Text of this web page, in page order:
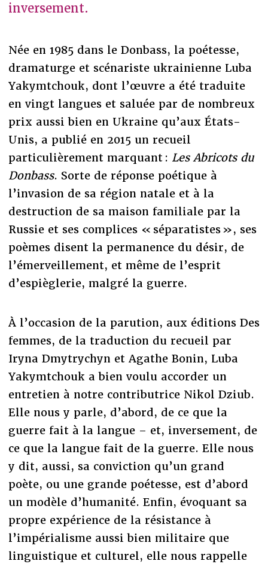
inversement.
Née en 1985 dans le Donbass, la poétesse,
dramaturge et scénariste ukrainienne Luba
Yakymtchouk, dont l’œuvre a été traduite
en vingt langues et saluée par de nombreux
prix aussi bien en Ukraine qu’aux États-
Unis, a publié en 2015 un recueil
particulièrement marquant : Les Abricots du
Donbass. Sorte de réponse poétique à
l’invasion de sa région natale et à la
destruction de sa maison familiale par la
Russie et ses complices « séparatistes », ses
poèmes disent la permanence du désir, de
l’émerveillement, et même de l’esprit
d’espièglerie, malgré la guerre.
À l’occasion de la parution, aux éditions Des
femmes, de la traduction du recueil par
Iryna Dmytrychyn et Agathe Bonin, Luba
Yakymtchouk a bien voulu accorder un
entretien à notre contributrice Nikol Dziub.
Elle nous y parle, d’abord, de ce que la
guerre fait à la langue – et, inversement, de
ce que la langue fait de la guerre. Elle nous
y dit, aussi, sa conviction qu’un grand
poète, ou une grande poétesse, est d’abord
un modèle d’humanité. Enfin, évoquant sa
propre expérience de la résistance à
l’impérialisme aussi bien militaire que
linguistique et culturel, elle nous rappelle